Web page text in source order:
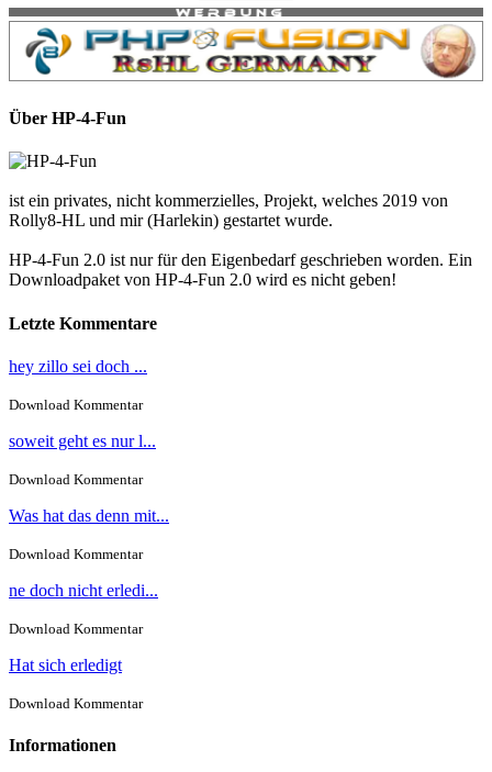
Über HP-4-Fun
ist ein privates, nicht kommerzielles, Projekt, welches 2019 von
Rolly8-HL und mir (Harlekin) gestartet wurde.
HP-4-Fun 2.0 ist nur für den Eigenbedarf geschrieben worden. Ein
Downloadpaket von HP-4-Fun 2.0 wird es nicht geben!
Letzte Kommentare
hey zillo sei doch ...
Download Kommentar
soweit geht es nur l...
Download Kommentar
Was hat das denn mit...
Download Kommentar
ne doch nicht erledi...
Download Kommentar
Hat sich erledigt
Download Kommentar
Informationen